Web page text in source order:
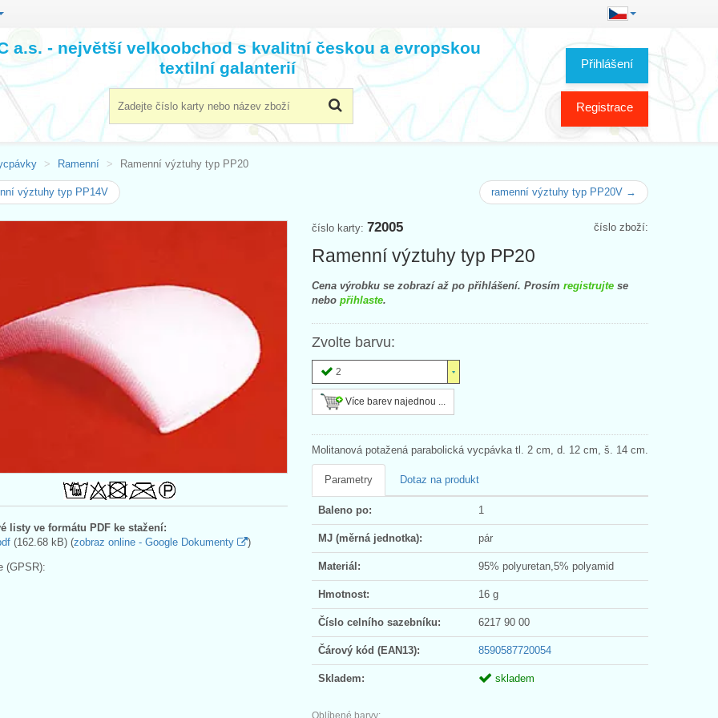
Přihlášení
Registrace
a.s. - největší velkoobchod s kvalitní českou a evropskou
textilní galanterií
Ramenní Ramenní výztuhy typ PP20
výztuhy typ PP14V ramenní výztuhy typ PP20V →
číslo zboží:
číslo karty: 72005
Ramenní výztuhy typ PP20
Cena výrobku se zobrazí až po přihlášení. Prosím registrujte se
nebo přihlaste.
Zvolte barvu:
2
Více barev najednou ...
Molitanová potažená parabolická vycpávka tl. 2 cm, d. 12 cm, š. 14 cm.
Parametry Dotaz na produkt
Baleno po: 1
MJ (měrná jednotka): pár
Materiál: 95% polyuretan,5% polyamid
Hmotnost: 16 g
Číslo celního sazebníku: 6217 90 00
Čárový kód (EAN13): 8590587720054
Skladem: skladem
Oblíbené barvy:
listy ve formátu PDF ke stažení:
(162.68 kB) (zobraz online - Google Dokumenty )
(GPSR):